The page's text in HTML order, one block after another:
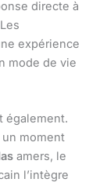
directe à
expérience
mode de vie
également.
un moment
amers, le
l’intègre